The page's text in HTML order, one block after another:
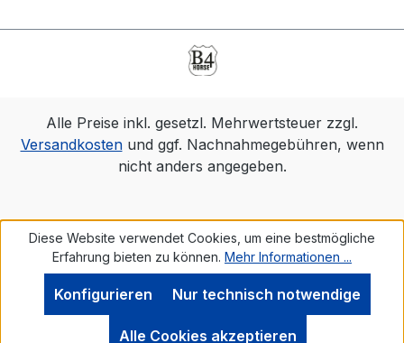
Alle Preise inkl. gesetzl. Mehrwertsteuer zzgl.
Versandkostenund ggf. Nachnahmegebühren, wenn
nicht anders angegeben.
Diese Website verwendet Cookies, um eine bestmögliche
Erfahrung bieten zu können. Mehr Informationen ...
Nur technisch notwendige
Konfigurieren
Alle Cookies akzeptieren